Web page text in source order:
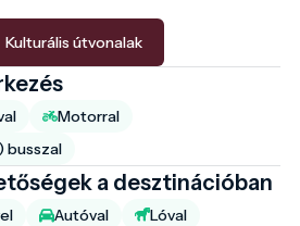
Kulturális útvonalak
Motorral
busszal
a desztinációban
Autóval
Lóval